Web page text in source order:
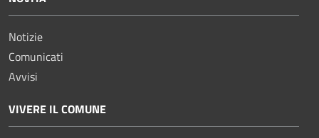
Notizie
Comunicati
Avvisi
VIVERE IL COMUNE